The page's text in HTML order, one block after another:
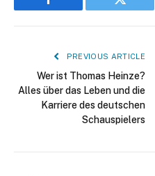
Facebook Twitter
PREVIOUS ARTICLE
Wer ist Thomas Heinze?
Alles über das Leben und die
Karriere des deutschen
Schauspielers